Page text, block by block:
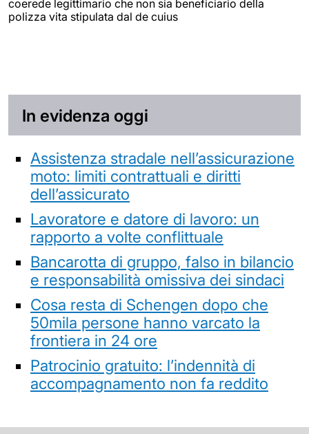
coerede legittimario che non sia beneficiario della
polizza vita stipulata dal de cuius
In evidenza oggi
Assistenza stradale nell’assicurazione
moto: limiti contrattuali e diritti
dell’assicurato
Lavoratore e datore di lavoro: un
rapporto a volte conflittuale
Bancarotta di gruppo, falso in bilancio
e responsabilità omissiva dei sindaci
Cosa resta di Schengen dopo che
50mila persone hanno varcato la
frontiera in 24 ore
Patrocinio gratuito: l’indennità di
accompagnamento non fa reddito